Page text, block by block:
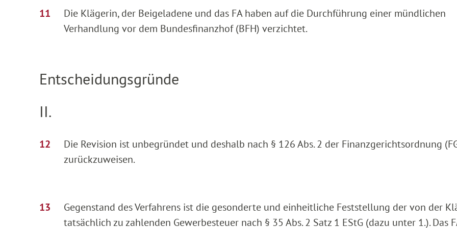
Die Klägerin, der Beigeladene und das FA haben auf die Durchführung einer mündlichen
Verhandlung vor dem Bundesfinanzhof (BFH) verzichtet.
Entscheidungsgründe
II.
Die Revision ist unbegründet und deshalb nach § 126 Abs. 2 der Finanzgerichtsordnung
zurückzuweisen.
Gegenstand des Verfahrens ist die gesonderte und einheitliche Feststellung der von der
tatsächlich zu zahlenden Gewerbesteuer nach § 35 Abs. 2 Satz 1 EStG (dazu unter 1.). Das